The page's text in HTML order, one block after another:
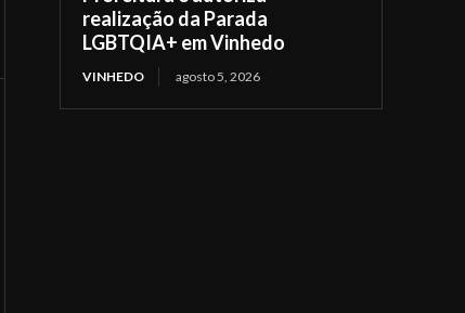
realização da Parada
LGBTQIA+ em Vinhedo
VINHEDO agosto 5, 2026